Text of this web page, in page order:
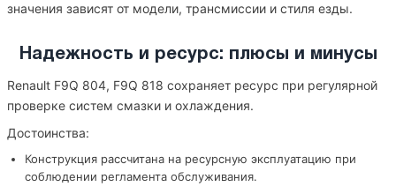
значения зависят от модели, трансмиссии и стиля езды.
Надежность и ресурс: плюсы и минусы
Renault F9Q 804, F9Q 818 сохраняет ресурс при регулярной
проверке систем смазки и охлаждения.
Достоинства:
Конструкция рассчитана на ресурсную эксплуатацию при
соблюдении регламента обслуживания.